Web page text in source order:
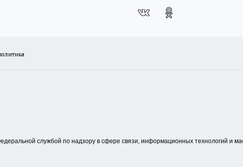
службой по надзору в сфере связи, информационных технологий и